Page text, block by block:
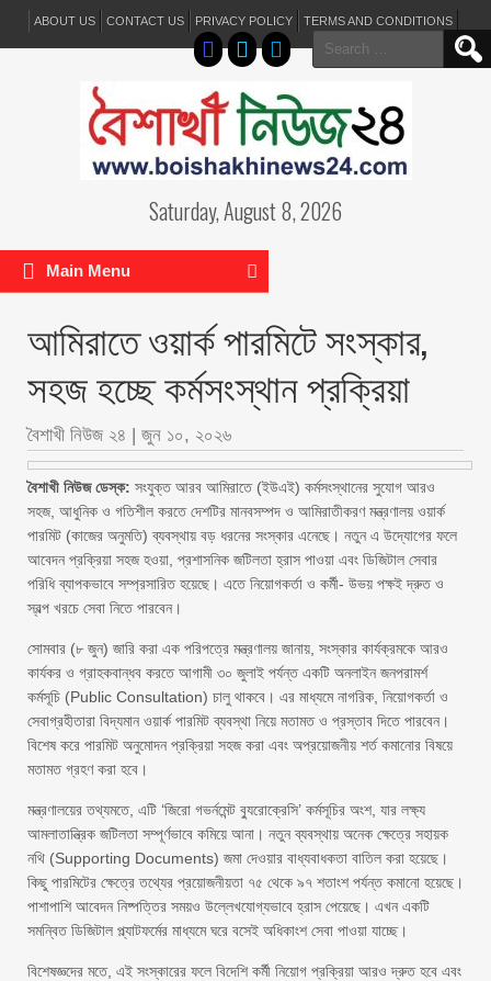
ABOUT US CONTACT US PRIVACY POLICY TERMS AND CONDITIONS
Search
for:
Saturday, August 8, 2026
Main Menu
আমিরাতে ওয়ার্ক পারমিটে সংস্কার,
সহজ হচ্ছে কর্মসংস্থান প্রক্রিয়া
বৈশাখী নিউজ ২৪ | জুন ১০, ২০২৬
বৈশাখী নিউজ ডেস্ক: সংযুক্ত আরব আমিরাতে (ইউএই) কর্মসংস্থানের সুযোগ আরও
সহজ, আধুনিক ও গতিশীল করতে দেশটির মানবসম্পদ ও আমিরাতীকরণ মন্ত্রণালয় ওয়ার্ক
পারমিট (কাজের অনুমতি) ব্যবস্থায় বড় ধরনের সংস্কার এনেছে। নতুন এ উদ্যোগের ফলে
আবেদন প্রক্রিয়া সহজ হওয়া, প্রশাসনিক জটিলতা হ্রাস পাওয়া এবং ডিজিটাল সেবার
পরিধি ব্যাপকভাবে সম্প্রসারিত হয়েছে। এতে নিয়োগকর্তা ও কর্মী- উভয় পক্ষই দ্রুত ও
স্বল্প খরচে সেবা নিতে পারবেন।
সোমবার (৮ জুন) জারি করা এক পরিপত্রে মন্ত্রণালয় জানায়, সংস্কার কার্যক্রমকে আরও
কার্যকর ও গ্রাহকবান্ধব করতে আগামী ৩০ জুলাই পর্যন্ত একটি অনলাইন জনপরামর্শ
কর্মসূচি (Public Consultation) চালু থাকবে। এর মাধ্যমে নাগরিক, নিয়োগকর্তা ও
সেবাগ্রহীতারা বিদ্যমান ওয়ার্ক পারমিট ব্যবস্থা নিয়ে মতামত ও প্রস্তাব দিতে পারবেন।
বিশেষ করে পারমিট অনুমোদন প্রক্রিয়া সহজ করা এবং অপ্রয়োজনীয় শর্ত কমানোর বিষয়ে
মতামত গ্রহণ করা হবে।
মন্ত্রণালয়ের তথ্যমতে, এটি ‘জিরো গভর্নমেন্ট ব্যুরোক্রেসি’ কর্মসূচির অংশ, যার লক্ষ্য
আমলাতান্ত্রিক জটিলতা সম্পূর্ণভাবে কমিয়ে আনা। নতুন ব্যবস্থায় অনেক ক্ষেত্রে সহায়ক
নথি (Supporting Documents) জমা দেওয়ার বাধ্যবাধকতা বাতিল করা হয়েছে।
কিছু পারমিটের ক্ষেত্রে তথ্যের প্রয়োজনীয়তা ৭৫ থেকে ৯৭ শতাংশ পর্যন্ত কমানো হয়েছে।
পাশাপাশি আবেদন নিষ্পত্তির সময়ও উল্লেখযোগ্যভাবে হ্রাস পেয়েছে। এখন একটি
সমন্বিত ডিজিটাল প্ল্যাটফর্মের মাধ্যমে ঘরে বসেই অধিকাংশ সেবা পাওয়া যাচ্ছে।
বিশেষজ্ঞদের মতে, এই সংস্কারের ফলে বিদেশি কর্মী নিয়োগ প্রক্রিয়া আরও দ্রুত হবে এবং